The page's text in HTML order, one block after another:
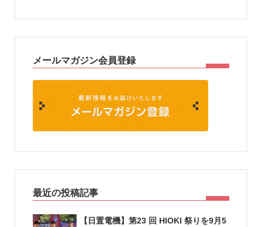
メールマガジン会員登録
最近の投稿記事
【日置電機】第23 回 HIOKI 祭りを9月5